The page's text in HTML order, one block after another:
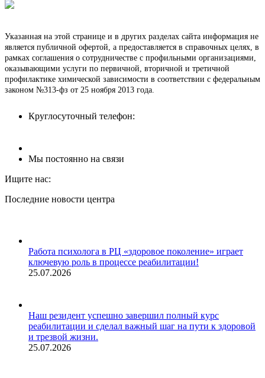
Указанная на этой странице и в других разделах сайта информация не
является публичной офертой, а предоставляется в справочных целях, в
рамках соглашения о сотрудничестве с профильными организациями,
оказывающими услуги по первичной, вторичной и третичной
профилактике химической зависимости в соответствии с федеральным
законом №313-фз от 25 ноября 2013 года.
Круглосуточный телефон:
Мы постоянно на связи
Ищите нас:
Страница
новом
Страница
новом
Страница
новом
Последние новости центра
Работа психолога в РЦ «здоровое поколение» играет
ключевую роль в процессе реабилитации!
25.07.2026
Наш резидент успешно завершил полный курс
реабилитации и сделал важный шаг на пути к здоровой
и трезвой жизни.
25.07.2026